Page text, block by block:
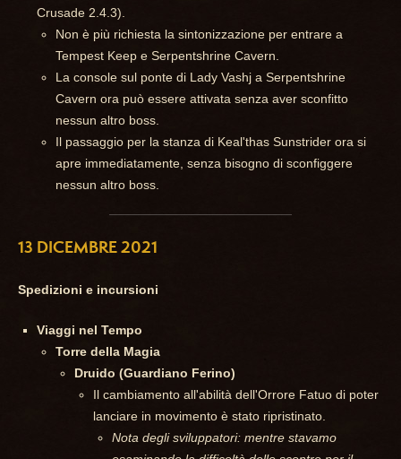
Crusade 2.4.3).
Non è più richiesta la sintonizzazione per entrare a
Tempest Keep e Serpentshrine Cavern.
La console sul ponte di Lady Vashj a Serpentshrine
Cavern ora può essere attivata senza aver sconfitto
nessun altro boss.
Il passaggio per la stanza di Keal'thas Sunstrider ora si
apre immediatamente, senza bisogno di sconfiggere
nessun altro boss.
13 DICEMBRE 2021
Spedizioni e incursioni
Viaggi nel Tempo
Torre della Magia
Druido (Guardiano Ferino)
Il cambiamento all'abilità dell'Orrore Fatuo di poter
lanciare in movimento è stato ripristinato.
Nota degli sviluppatori: mentre stavamo